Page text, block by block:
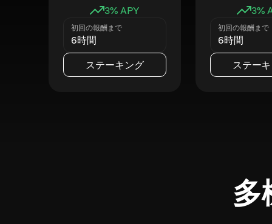
3% APY
初回の報酬まで
6時間
ステーキング
3%
初回の報酬まで
6時間
ステー
多